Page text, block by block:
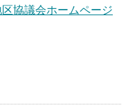
協議会ホームページ